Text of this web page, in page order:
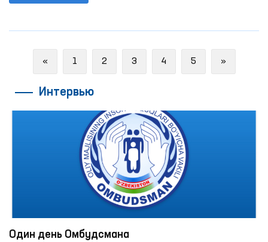
297.
«Previous
1 2 3 4 5 »Next
Интервью